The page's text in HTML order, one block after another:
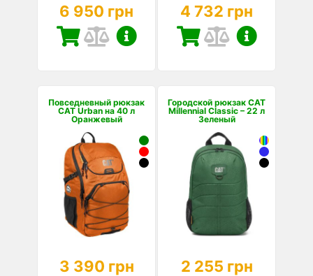
6 950 грн 4 732 грн
Повседневный рюкзак
CAT Urban на 40 л
Оранжевый
3 390 грн
Городской рюкзак CAT
Millennial Classic – 22 л
Зеленый
2 255 грн